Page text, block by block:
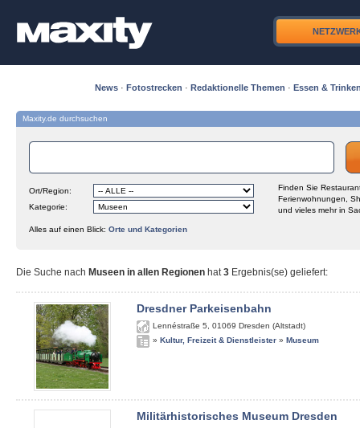
News · Fotostrecken · Redaktionelle Themen · Essen &
Maxity.de durchsuchen
Ort/Region:
Kategorie:
Finden Sie
Ferienwohnungen,
und vieles mehr in
Alles auf einen Blick: Orte und Kategorien
Die Suche nach Museen in allen Regionen hat3 Ergebnis(se) geliefert:
Dresdner Parkeisenbahn
Lennéstraße 5 01069 Dresden (Altstadt)
» Kultur, Freizeit & Dienstleister » Museum
Militärhistorisches Museum Dresden